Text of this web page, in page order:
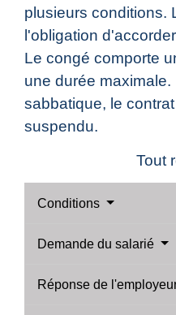
plusieurs conditions.
l'obligation
Le congé comporte
une durée
sabbatique, le
suspendu.
Tout
Conditions
Demande du salarié
Réponse de